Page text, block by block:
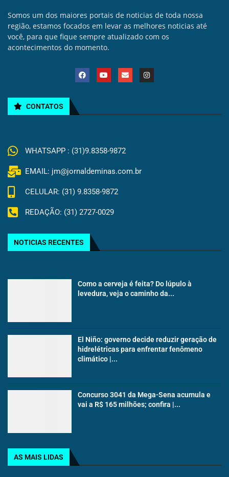
Somos um dos maiores portais de noticias de toda nossa
região, estamos focados em levar as melhores noticias até
você, para que fique sempre atualizado com os
acontecimentos do momento.
CONTATOS
WHATSAPP : (31)9.8358-9872
EMAIL: jm@jornaldeminas.com.br
CELULAR: (31) 9.8358-9872
REDAÇÃO: (31) 2727-0029
NOTICIAS RECENTES
Como a cerveja é feita? Do lúpulo à
levedura, veja o caminho da...
El Niño: governo decide reduzir geração de
hidrelétricas para enfrentar fenômeno
climático |...
Concurso 3041 da Mega-Sena acumula e
vai a R$ 165 milhões; confira |...
AS MAIS LIDAS